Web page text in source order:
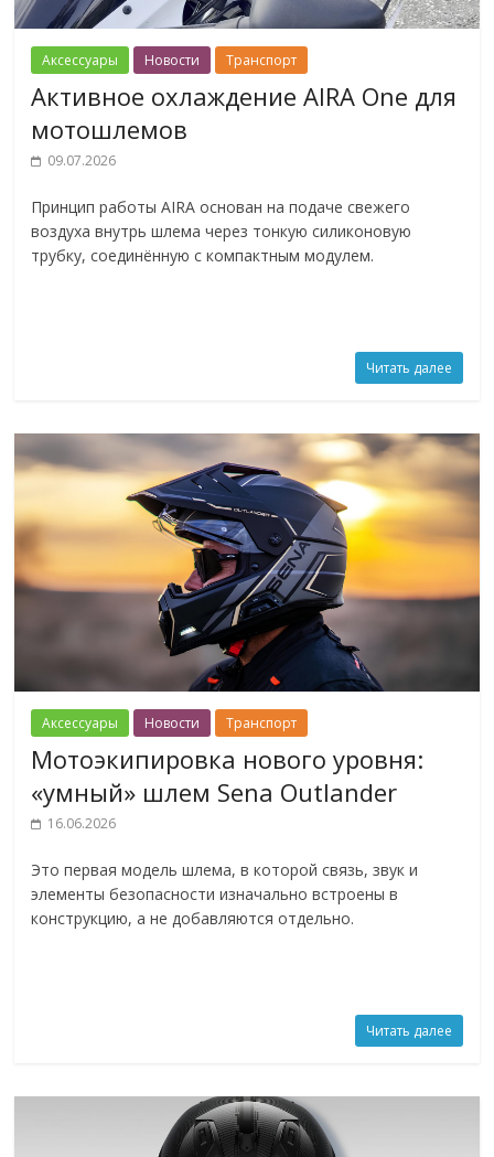
Аксессуары Новости Транспорт
Активное охлаждение AIRA One для
мотошлемов
09.07.2026
Принцип работы AIRA основан на подаче свежего
воздуха внутрь шлема через тонкую силиконовую
трубку, соединённую с компактным модулем.
Читать далее
Аксессуары Новости Транспорт
Мотоэкипировка нового уровня:
«умный» шлем Sena Outlander
16.06.2026
Это первая модель шлема, в которой связь, звук и
элементы безопасности изначально встроены в
конструкцию, а не добавляются отдельно.
Читать далее